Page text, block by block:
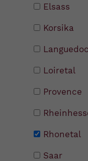
Elsass
Korsika
Loiretal
Provence
Rhonetal
Saar